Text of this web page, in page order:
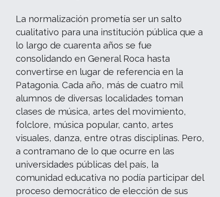
La normalización prometía ser un salto
cualitativo para una institución pública que a
lo largo de cuarenta años se fue
consolidando en General Roca hasta
convertirse en lugar de referencia en la
Patagonia. Cada año, más de cuatro mil
alumnos de diversas localidades toman
clases de música, artes del movimiento,
folclore, música popular, canto, artes
visuales, danza, entre otras disciplinas. Pero,
a contramano de lo que ocurre en las
universidades públicas del país, la
comunidad educativa no podía participar del
proceso democrático de elección de sus